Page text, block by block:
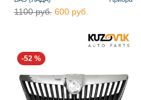
1100 руб. 600 руб.
-52 %